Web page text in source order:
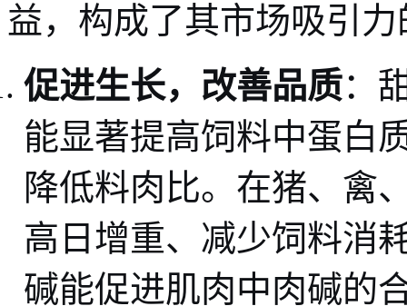
益，构成了其市场吸引
促进生长，改善品质：
能显著提高饲料中蛋白
降低料肉比。在猪、禽
高日增重、减少饲料消
碱能促进肌肉中肉碱的